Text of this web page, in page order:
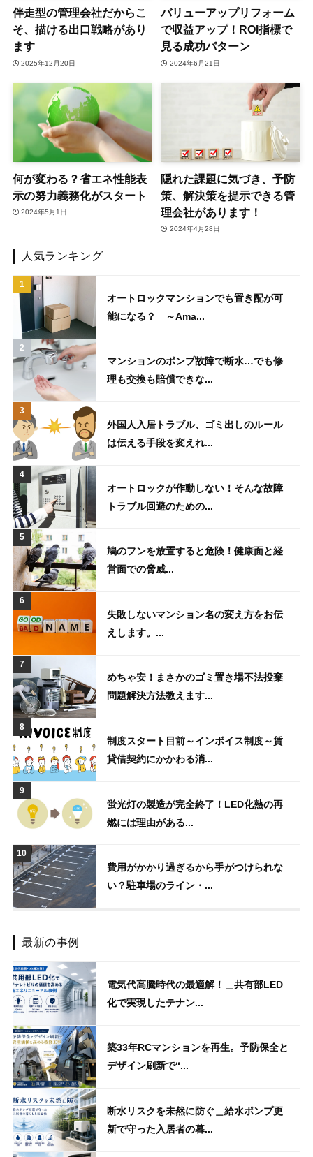
伴走型の管理会社だからこ
そ、描ける出口戦略があり
ます
2025年12月20日
バリューアップリフォーム
で収益アップ！ROI指標で
見る成功パターン
2024年6月21日
何が変わる？省エネ性能表
示の努力義務化がスタート
2024年5月1日
隠れた課題に気づき、予防
策、解決策を提示できる管
理会社があります！
2024年4月28日
人気ランキング
オートロックマンションでも置き配が可
能になる？ ～Ama...
マンションのポンプ故障で断水…でも修
理も交換も賠償できな...
外国人入居トラブル、ゴミ出しのルール
は伝える手段を変えれ...
オートロックが作動しない！そんな故障
トラブル回避のための...
鳩のフンを放置すると危険！健康面と経
営面での脅威...
失敗しないマンション名の変え方をお伝
えします。...
めちゃ安！まさかのゴミ置き場不法投棄
問題解決方法教えます...
制度スタート目前～インボイス制度～賃
貸借契約にかかわる消...
蛍光灯の製造が完全終了！LED化熱の再
燃には理由がある...
費用がかかり過ぎるから手がつけられな
い？駐車場のライン・...
最新の事例
電気代高騰時代の最適解！＿共有部LED
化で実現したテナン...
築33年RCマンションを再生。予防保全と
デザイン刷新で“...
断水リスクを未然に防ぐ＿給水ポンプ更
新で守った入居者の暮...